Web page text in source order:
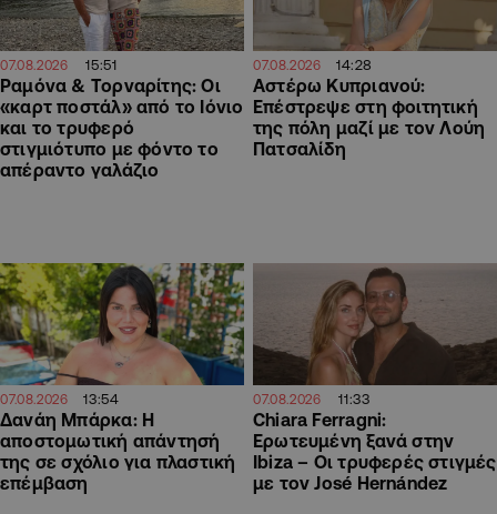
07.08.2026 15:51
Ραμόνα & Τορναρίτης: Οι
«καρτ ποστάλ» από το Ιόνιο
και το τρυφερό
στιγμιότυπο με φόντο το
απέραντο γαλάζιο
07.08.2026 14:28
Αστέρω Κυπριανού:
Επέστρεψε στη φοιτητική
της πόλη μαζί με τον Λούη
Πατσαλίδη
07.08.2026 13:54
Δανάη Μπάρκα: Η
αποστομωτική απάντησή
της σε σχόλιο για πλαστική
επέμβαση
07.08.2026 11:33
Chiara Ferragni:
Ερωτευμένη ξανά στην
Ibiza – Οι τρυφερές στιγμές
με τον José Hernández